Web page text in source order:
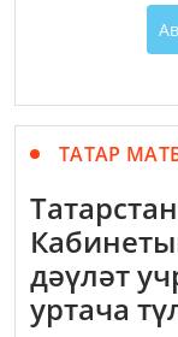
ТАТАР
дәүләт
уртача